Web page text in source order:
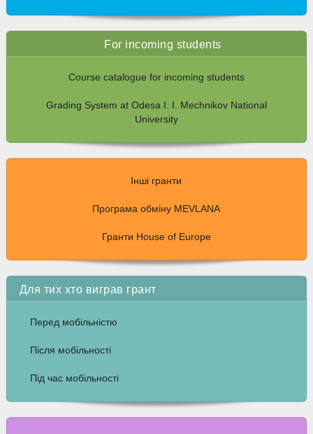
For incoming students
Course catalogue for incoming students
Grading System at Odesa I. I. Mechnikov National
University
Інші гранти
Програма обміну MEVLANA
Гранти House of Europe
Для тих хто виграв грант
Перед мобільністю
Після мобільності
Під час мобільності